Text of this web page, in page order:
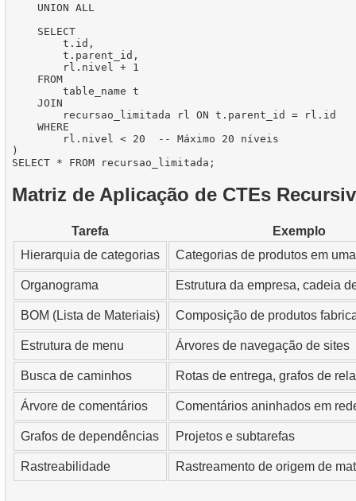
    UNION ALL
    SELECT
        t.id,
        t.parent_id,
        rl.nivel + 1
    FROM
        table_name t
    JOIN
        recursao_limitada rl ON t.parent_id = rl.id
    WHERE
        rl.nivel < 20  -- Máximo 20 níveis
)
Matriz de Aplicação de CTEs
Tarefa
Exemplo
Hierarquia de categorias
Categorias de produtos em
Organograma Estrutura da empresa, cadeia
BOM (Lista de Materiais) Composição de produtos
Estrutura de menu Árvores de navegação de sites
Busca de caminhos Rotas de entrega, grafos de
Árvore de comentários Comentários aninhados em
Grafos de dependências Projetos e subtarefas
Rastreabilidade Rastreamento de origem de